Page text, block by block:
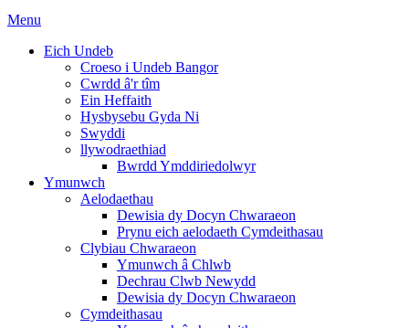
Menu
Eich Undeb
Croeso i Undeb Bangor
Cwrdd â'r tîm
Ein Heffaith
Hysbysebu Gyda Ni
Swyddi
llywodraethiad
Bwrdd Ymddiriedolwyr
Ymunwch
Aelodaethau
Dewisia dy Docyn Chwaraeon
Prynu eich aelodaeth Cymdeithasau
Clybiau Chwaraeon
Ymunwch â Chlwb
Dechrau Clwb Newydd
Dewisia dy Docyn Chwaraeon
Cymdeithasau